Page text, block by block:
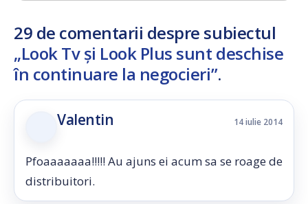
29 de comentarii despre subiectul
„Look Tv și Look Plus sunt deschise
în continuare la negocieri”.
Valentin 14 iulie 2014
Pfoaaaaaaa!!!!! Au ajuns ei acum sa se roage de
distribuitori.